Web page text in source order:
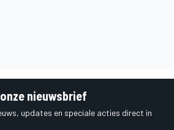
nieuwsbrief
updates en speciale acties direct in